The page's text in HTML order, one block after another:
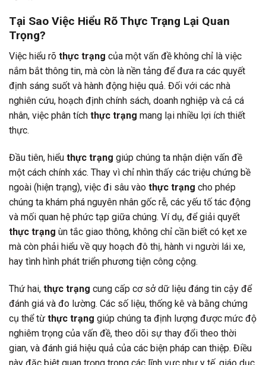
Tại Sao Việc Hiểu Rõ Thực Trạng Lại Quan
Trọng?
Việc hiểu rõ thực trạng của một vấn đề không chỉ là việc
nắm bắt thông tin, mà còn là nền tảng để đưa ra các quyết
định sáng suốt và hành động hiệu quả. Đối với các nhà
nghiên cứu, hoạch định chính sách, doanh nghiệp và cả cá
nhân, việc phân tích thực trạng mang lại nhiều lợi ích thiết
thực.
Đầu tiên, hiểu thực trạng giúp chúng ta nhận diện vấn đề
một cách chính xác. Thay vì chỉ nhìn thấy các triệu chứng bề
ngoài (hiện trạng), việc đi sâu vào thực trạng cho phép
chúng ta khám phá nguyên nhân gốc rễ, các yếu tố tác động
và mối quan hệ phức tạp giữa chúng. Ví dụ, để giải quyết
thực trạng ùn tắc giao thông, không chỉ cần biết có kẹt xe
mà còn phải hiểu về quy hoạch đô thị, hành vi người lái xe,
hay tình hình phát triển phương tiện công cộng.
Thứ hai, thực trạng cung cấp cơ sở dữ liệu đáng tin cậy để
đánh giá và đo lường. Các số liệu, thống kê và bằng chứng
cụ thể từ thực trạng giúp chúng ta định lượng được mức độ
nghiêm trọng của vấn đề, theo dõi sự thay đổi theo thời
gian, và đánh giá hiệu quả của các biện pháp can thiệp. Điều
này đặc biệt quan trọng trong các lĩnh vực như y tế, giáo dục